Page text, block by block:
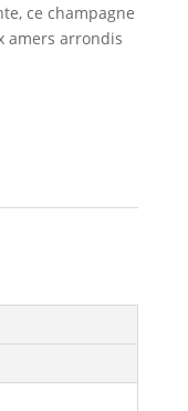
ce champagne
amers arrondis